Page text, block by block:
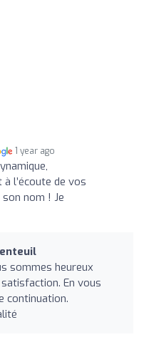
1 year ago
l’écoute de vos
nom ! Je
sommes heureux
En vous
continuation.